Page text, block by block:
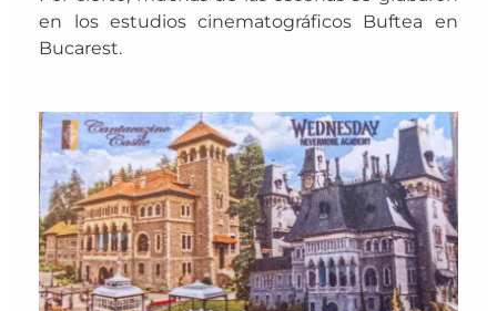
en los estudios cinematográficos Buftea en
Bucarest.